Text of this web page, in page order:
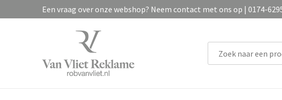
Een vraag over onze webshop? Neem contact met ons op | 0174-